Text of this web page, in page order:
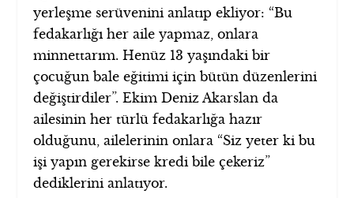
yerleşme serüvenini anlatıp ekliyor: “Bu
fedakarlığı her aile yapmaz, onlara
minnettarım. Henüz 13 yaşındaki bir
çocuğun bale eğitimi için bütün düzenlerini
değiştirdiler”. Ekim Deniz Akarslan da
ailesinin her türlü fedakarlığa hazır
olduğunu, ailelerinin onlara “Siz yeter ki bu
işi yapın gerekirse kredi bile çekeriz”
dediklerini anlatıyor.